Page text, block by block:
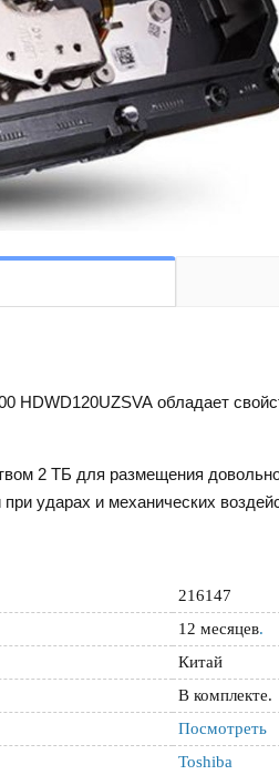
HDWD120UZSVA обладает
2 ТБ для размещения
ударах и механических
216147
12 месяцев.
Китай
В комплекте.
Посмотреть
Toshiba